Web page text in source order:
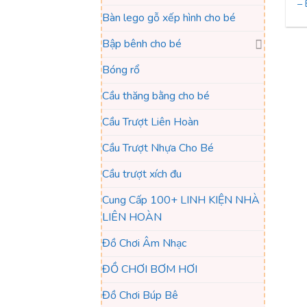
Bàn lego gỗ xếp hình cho bé
Bập bênh cho bé
Bóng rổ
Cầu thăng bằng cho bé
Cầu Trượt Liên Hoàn
Cầu Trượt Nhựa Cho Bé
Cầu trượt xích đu
Cung Cấp 100+ LINH KIỆN NHÀ
LIÊN HOÀN
Đồ Chơi Âm Nhạc
ĐỒ CHƠI BƠM HƠI
Đồ Chơi Búp Bê
–